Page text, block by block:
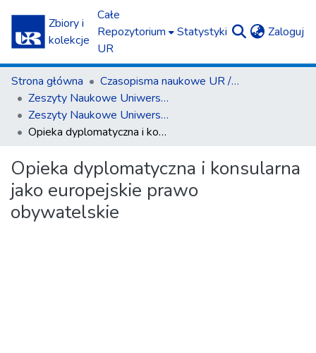
Zbiory i
kolekcje
Całe
Repozytorium
UR
Statystyki Zaloguj
Strona główna
Czasopisma naukowe UR / Scientific Journals
Zeszyty Naukowe Uniwersytetu Rzeszowskiego. Seria Prawnicza. Prawo
Zeszyty Naukowe Uniwersytetu Rzeszowskiego. Seria Prawnicza. Prawo 13 (2013)
Opieka dyplomatyczna i konsularna jako europejskie prawo obywatelskie
Opieka dyplomatyczna i konsularna
jako europejskie prawo
obywatelskie